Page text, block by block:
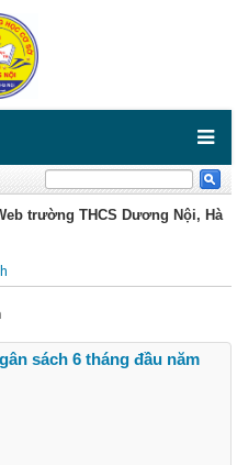
trường THCS Dương Nội, Hà
sách 6 tháng đầu năm